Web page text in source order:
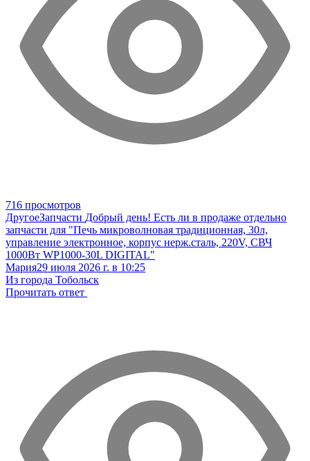
716 просмотров
ДругоеЗапчасти Добрый день! Есть ли в продаже отдельно
запчасти для "Печь микроволновая традиционная, 30л,
управление электронное, корпус нерж.сталь, 220V, СВЧ
1000Вт WP1000-30L DIGITAL"
Мария29 июля 2026 г. в 10:25
Из города Тобольск
Прочитать ответ